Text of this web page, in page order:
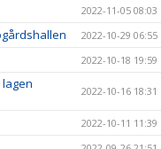
2022-11-05 08:03
2022-10-29 06:55
2022-10-18 19:59
2022-10-16 18:31
2022-10-11 11:39